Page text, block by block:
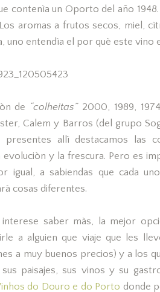
contenìa un Oporto del año
aromas a frutos secos, miel,
uno entendìa el por què este
de “colheitas”2000, 1989,
Calem y Barros (del grupo
presentes allì destacamos las
evoluciòn y la frescura. Pero es
igual, a sabiendas que cada
cosas diferentes.
saber màs, la mejor
a alguien que viaje que les
a muy buenos precios) y a los
paisajes, sus vinos y su
do Douro e do Porto donde